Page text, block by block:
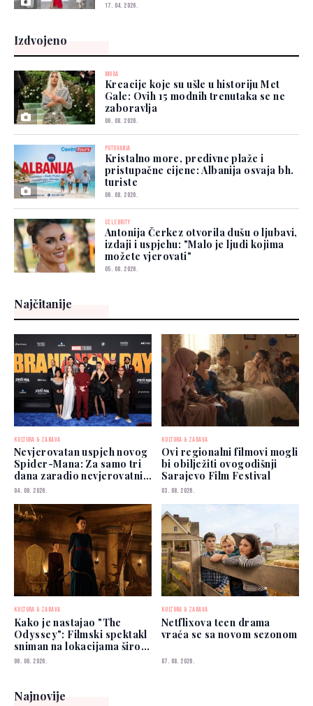
17. 04. 2026.
Izdvojeno
MODA
Kreacije koje su ušle u historiju Met
Gale: Ovih 15 modnih trenutaka se ne
zaboravlja
06. 08. 2026.
PUTOVANJA
Kristalno more, predivne plaže i
pristupačne cijene: Albanija osvaja bh.
turiste
06. 08. 2026.
CELEBRITY
Antonija Čerkez otvorila dušu o ljubavi,
izdaji i uspjehu: "Malo je ljudi kojima
možete vjerovati"
05. 08. 2026.
Najčitanije
KULTURA & ZABAVA
Nevjerovatan uspjeh novog
Spider-Mana: Za samo tri
dana zaradio nevjerovatnih
927 miliona dolara
04. 08. 2026.
KULTURA & ZABAVA
Ovi regionalni filmovi mogli
bi obilježiti ovogodišnji
Sarajevo Film Festival
03. 08. 2026.
KULTURA & ZABAVA
Kako je nastajao "The
Odyssey": Filmski spektakl
sniman na lokacijama širom
svijeta
06. 08. 2026.
KULTURA & ZABAVA
Netflixova teen drama
vraća se sa novom sezonom
07. 08. 2026.
Najnovije